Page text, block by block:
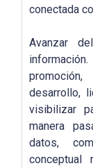
conectada
Avanzar
desarrollo,
visibilizar
manera
datos,
conceptual